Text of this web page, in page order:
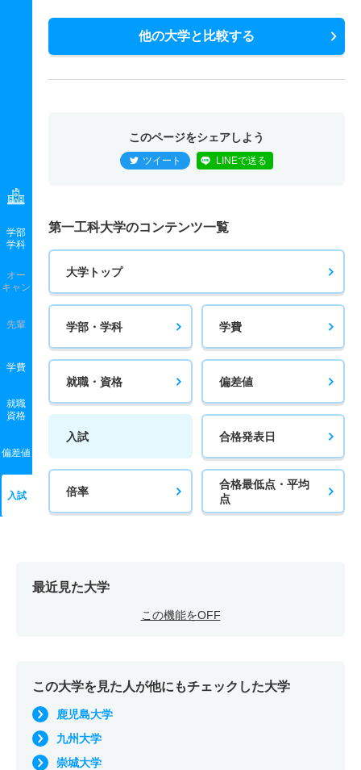
学部
学科
オー
キャン
先輩
学費
就職
資格
偏差値
入試
他の大学と比較する
このページをシェアしよう
ツイート LINEで送る
第一工科大学のコンテンツ一覧
大学トップ
学部・学科 学費
就職・資格 偏差値
入試 合格発表日
倍率
合格最低点・平均
点
最近見た大学
この機能をOFF
この大学を見た人が他にもチェックした大学
鹿児島大学
九州大学
崇城大学